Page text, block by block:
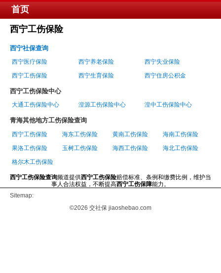
首页
西宁工伤保险
西宁社保查询
西宁医疗保险 西宁养老保险 西宁失业保险
西宁工伤保险 西宁生育保险 西宁住房公积金
西宁工伤保险中心
大通工伤保险中心 湟源工伤保险中心 湟中工伤保险中心
青海其他地方工伤保险查询
西宁工伤保险 海东工伤保险 黄南工伤保险 海南工伤保险
果洛工伤保险 玉树工伤保险 海西工伤保险 海北工伤保险
格尔木工伤保险
西宁工伤保险查询频道提供西宁工伤保险赔偿标准、条例和缴费比例，维护当
事人合法权益，不断提高西宁工伤保障能力。
Sitemap:
©2026 交社保 jiaoshebao.com